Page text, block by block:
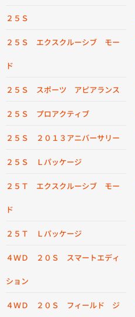
２５Ｓ
２５Ｓ エクスクルーシブ モー
ド
２５Ｓ スポーツ アピアランス
２５Ｓ プロアクティブ
２５Ｓ ２０１３アニバーサリー
２５Ｓ Ｌパッケージ
２５Ｔ エクスクルーシブ モー
ド
２５Ｔ Ｌパッケージ
４ＷＤ ２０Ｓ スマートエディ
ション
４ＷＤ ２０Ｓ フィールド ジ